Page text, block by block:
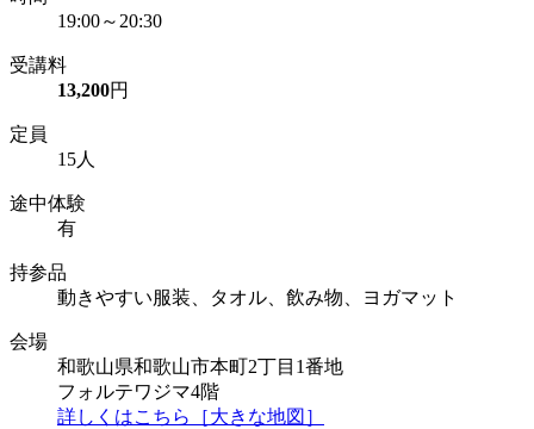
19:00～20:30
受講料
13,200円
定員
15人
途中体験
有
持参品
動きやすい服装、タオル、飲み物、ヨガマット
会場
和歌山県和歌山市本町2丁目1番地
フォルテワジマ4階
詳しくはこちら［大きな地図］